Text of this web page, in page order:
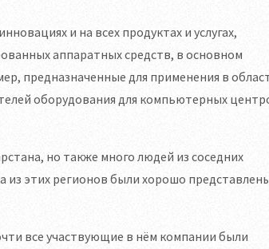
и на всех продуктах и услугах,
аппаратных средств, в основном
предназначенные для применения в
оборудования для компьютерных
но также много людей из соседних
из этих регионов были хорошо
все участвующие в нём компании были